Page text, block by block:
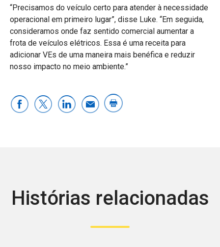
“Precisamos do veículo certo para atender à necessidade
operacional em primeiro lugar”, disse Luke. “Em seguida,
consideramos onde faz sentido comercial aumentar a
frota de veículos elétricos. Essa é uma receita para
adicionar VEs de uma maneira mais benéfica e reduzir
nosso impacto no meio ambiente.”
Histórias relacionadas